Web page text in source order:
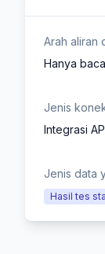
Arah aliran
Hanya
Jenis
Integrasi
Jenis data
Hasil tes